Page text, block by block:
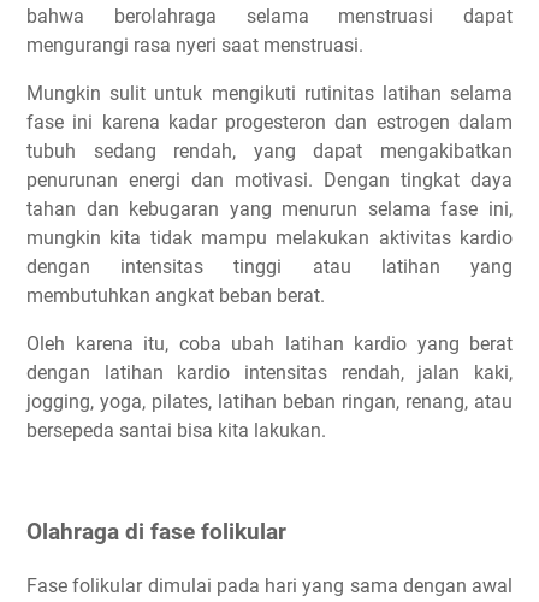
bahwa berolahraga selama menstruasi dapat
mengurangi rasa nyeri saat menstruasi.
Mungkin sulit untuk mengikuti rutinitas latihan selama
fase ini karena kadar progesteron dan estrogen dalam
tubuh sedang rendah, yang dapat mengakibatkan
penurunan energi dan motivasi. Dengan tingkat daya
tahan dan kebugaran yang menurun selama fase ini,
mungkin kita tidak mampu melakukan aktivitas kardio
dengan intensitas tinggi atau latihan yang
membutuhkan angkat beban berat.
Oleh karena itu, coba ubah latihan kardio yang berat
dengan latihan kardio intensitas rendah, jalan kaki,
jogging, yoga, pilates, latihan beban ringan, renang, atau
bersepeda santai bisa kita lakukan.
Olahraga di fase folikular
Fase folikular dimulai pada hari yang sama dengan awal